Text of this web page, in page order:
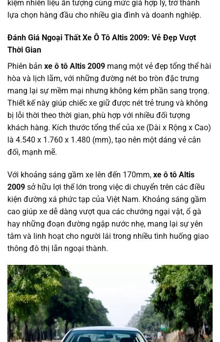
kiệm nhiên liệu ấn tượng cùng mức giá hợp lý, trở thành
lựa chọn hàng đầu cho nhiều gia đình và doanh nghiệp.
Đánh Giá Ngoại Thất Xe Ô Tô Altis 2009: Vẻ Đẹp Vượt
Thời Gian
Phiên bản xe ô tô Altis 2009 mang một vẻ đẹp tổng thể hài
hòa và lịch lãm, với những đường nét bo tròn đặc trưng
mang lại sự mềm mại nhưng không kém phần sang trọng.
Thiết kế này giúp chiếc xe giữ được nét trẻ trung và không
bị lỗi thời theo thời gian, phù hợp với nhiều đối tượng
khách hàng. Kích thước tổng thể của xe (Dài x Rộng x Cao)
là 4.540 x 1.760 x 1.480 (mm), tạo nên một dáng vẻ cân
đối, mạnh mẽ.
Với khoảng sáng gầm xe lên đến 170mm, xe ô tô Altis
2009 sở hữu lợi thế lớn trong việc di chuyển trên các điều
kiện đường xá phức tạp của Việt Nam. Khoảng sáng gầm
cao giúp xe dễ dàng vượt qua các chướng ngại vật, ổ gà
hay những đoạn đường ngập nước nhẹ, mang lại sự yên
tâm và linh hoạt cho người lái trong nhiều tình huống giao
thông đô thị lẫn ngoại thành.